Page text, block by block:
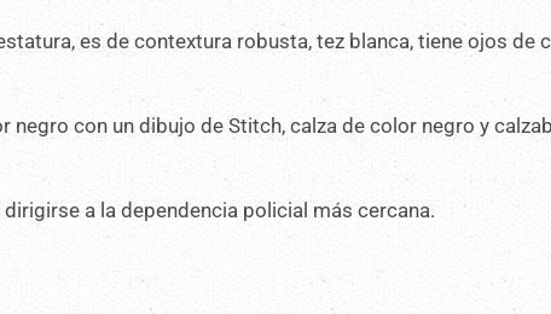
es de contextura robusta, tez blanca, tiene ojos de
con un dibujo de Stitch, calza de color negro y
a la dependencia policial más cercana.